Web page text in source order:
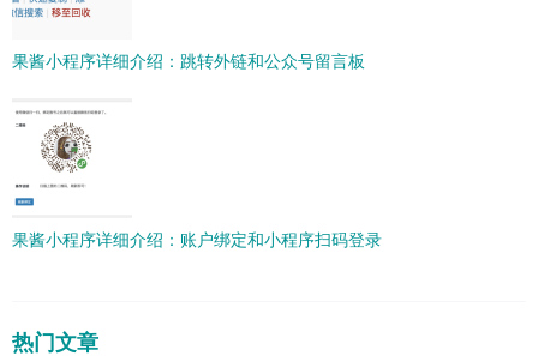
果酱小程序详细介绍：跳转外链和公众号留言板
果酱小程序详细介绍：账户绑定和小程序扫码登录
热门文章